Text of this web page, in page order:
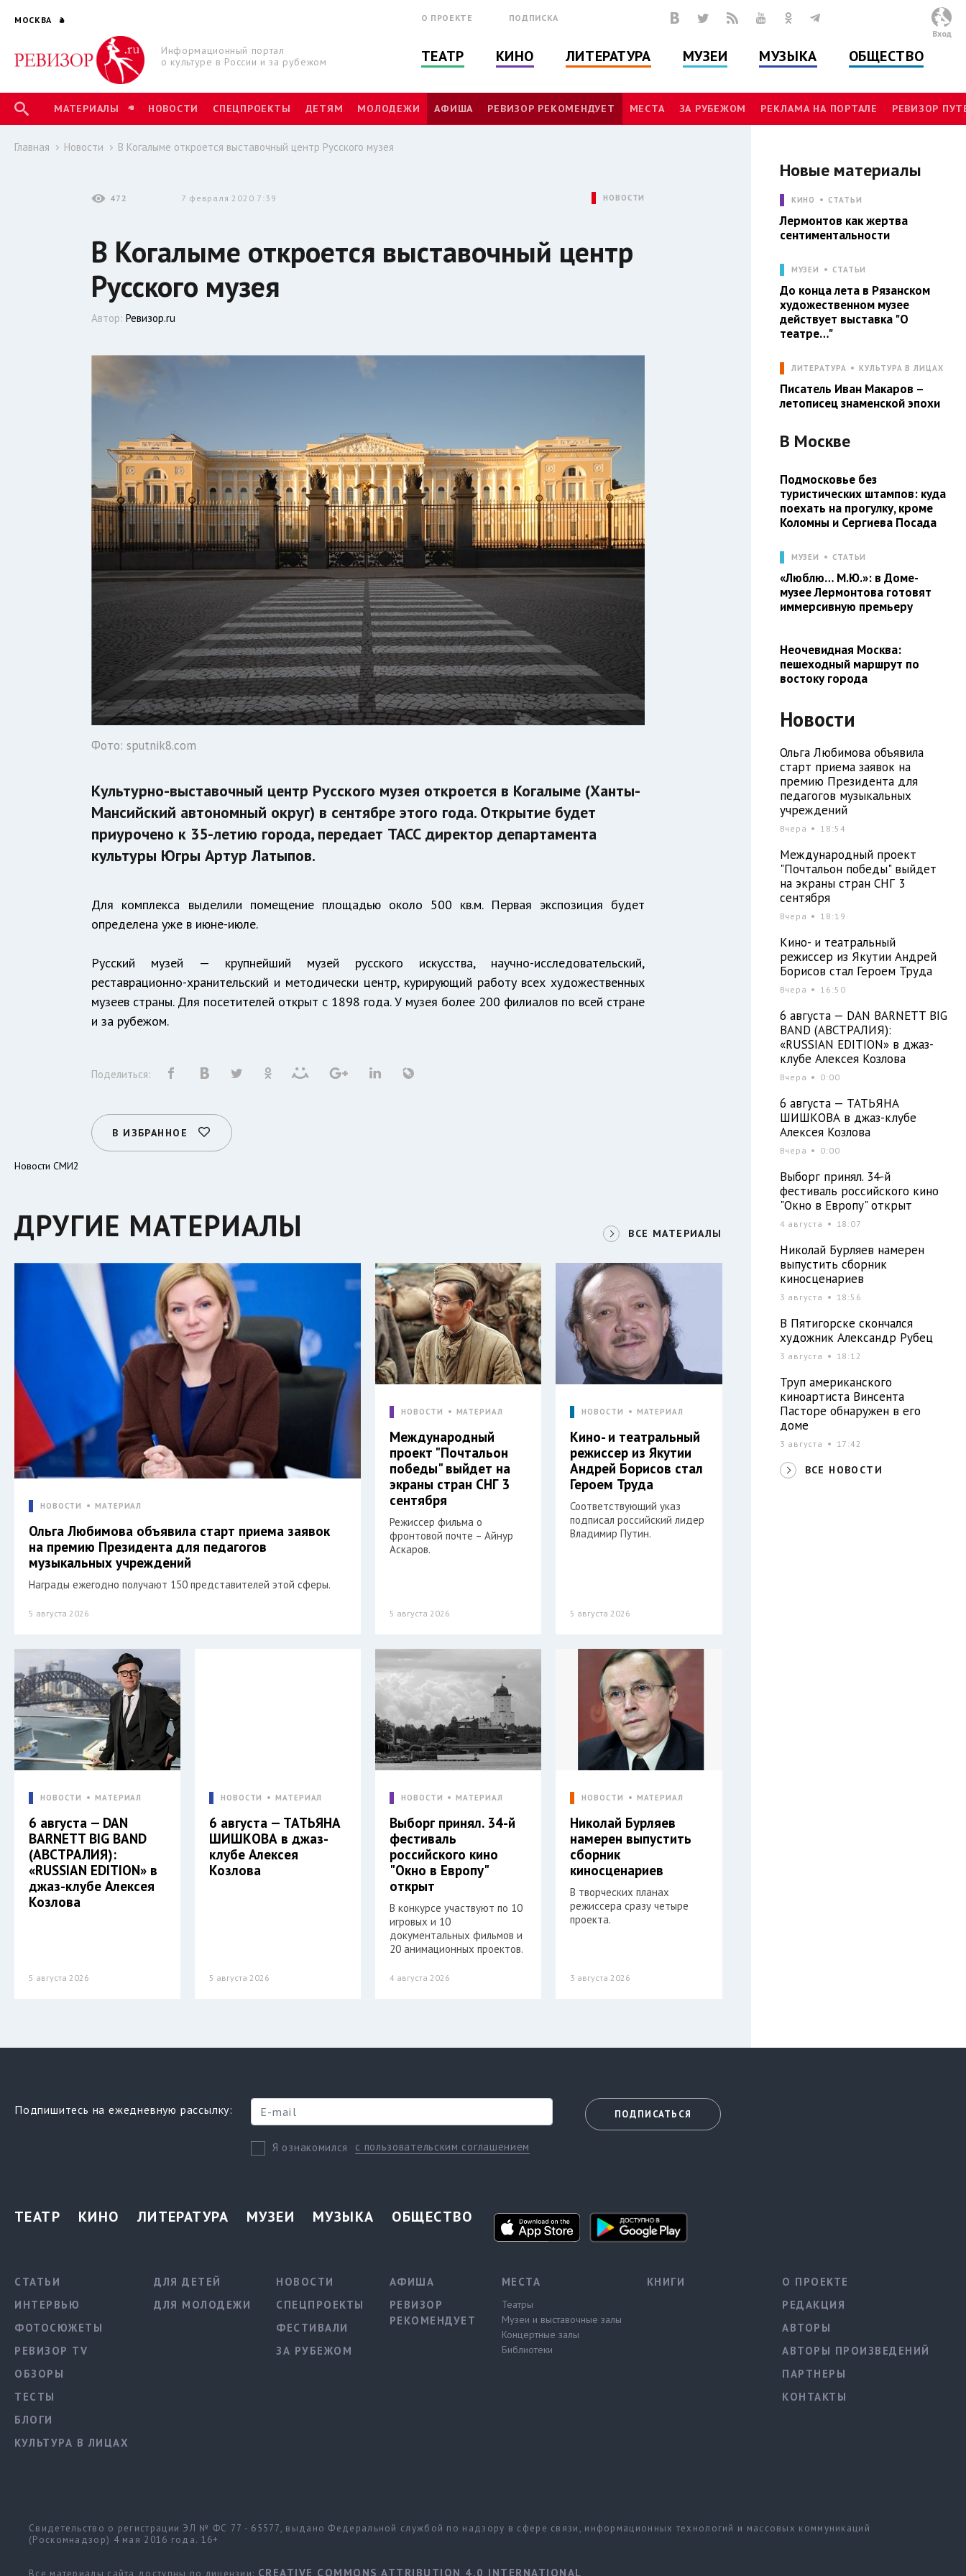
МОСКВА
Информационный портал
о культуре в России и за рубежом
О ПРОЕКТЕ ПОДПИСКА
ТЕАТР КИНО ЛИТЕРАТУРА МУЗЕИ МУЗЫКА ОБЩЕСТВО
Вход
МАТЕРИАЛЫ НОВОСТИ СПЕЦПРОЕКТЫ ДЕТЯМ МОЛОДЕЖИ АФИША РЕВИЗОР РЕКОМЕНДУЕТ МЕСТА ЗА РУБЕЖОМ РЕКЛАМА НА ПОРТАЛЕ РЕВИЗОР
Главная Новости В Когалыме откроется выставочный центр Русского музея
472 7 февраля 2020 7:39 НОВОСТИ
В Когалыме откроется выставочный центр
Русского музея
Автор:Ревизор.ru
Фото: sputnik8.com
Культурно-выставочный центр Русского музея откроется в Когалыме (Ханты-
Мансийский автономный округ) в сентябре этого года. Открытие будет
приурочено к 35-летию города, передает ТАСС директор департамента
культуры Югры Артур Латыпов.
Для комплекса выделили помещение площадью около 500 кв.м. Первая экспозиция будет
определена уже в июне-июле.
Русский музей — крупнейший музей русского искусства, научно-исследовательский,
реставрационно-хранительский и методически центр, курирующий работу всех художественных
музеев страны. Для посетителей открыт с 1898 года. У музея более 200 филиалов по всей стране
и за рубежом.
Поделиться:
В ИЗБРАННОЕ
Новости СМИ2
ДРУГИЕ МАТЕРИАЛЫ ВСЕ МАТЕРИАЛЫ
НОВОСТИ МАТЕРИАЛ
Ольга Любимова объявила старт приема заявок
на премию Президента для педагогов
музыкальных учреждений
Награды ежегодно получают 150 представителей этой сферы.
5 августа 2026
НОВОСТИ МАТЕРИАЛ
Международный
проект "Почтальон
победы" выйдет на
экраны стран СНГ 3
сентября
Режиссер фильма о
фронтовой почте – Айнур
Аскаров.
5 августа 2026
НОВОСТИ МАТЕРИАЛ
Кино- и театральный
режиссер из Якутии
Андрей Борисов стал
Героем Труда
Соответствующий указ
подписал российский лидер
Владимир Путин.
5 августа 2026
НОВОСТИ МАТЕРИАЛ
6 августа — DAN
BARNETT BIG BAND
(АВСТРАЛИЯ):
«RUSSIAN EDITION» в
джаз-клубе Алексея
Козлова
5 августа 2026
НОВОСТИ МАТЕРИАЛ
6 августа — ТАТЬЯНА
ШИШКОВА в джаз-
клубе Алексея
Козлова
5 августа 2026
НОВОСТИ МАТЕРИАЛ
Выборг принял. 34-й
фестиваль
российского кино
"Окно в Европу"
открыт
В конкурсе участвуют по 10
игровых и 10
документальных фильмов и
20 анимационных проектов.
4 августа 2026
НОВОСТИ МАТЕРИАЛ
Николай Бурляев
намерен выпустить
сборник
киносценариев
В творческих планах
режиссера сразу четыре
проекта.
3 августа 2026
Новые материалы
КИНО СТАТЬИ
Лермонтов как жертва
сентиментальности
МУЗЕИ СТАТЬИ
До конца лета в Рязанском
художественном музее
действует выставка "О
театре…"
ЛИТЕРАТУРА КУЛЬТУРА В ЛИЦАХ
Писатель Иван Макаров –
летописец знаменской эпохи
В Москве
Подмосковье без
туристических штампов: куда
поехать на прогулку, кроме
Коломны и Сергиева Посада
МУЗЕИ СТАТЬИ
«Люблю… М.Ю.»: в Доме-
музее Лермонтова готовят
иммерсивную премьеру
Неочевидная Москва:
пешеходный маршрут по
востоку города
Новости
Ольга Любимова объявила
старт приема заявок на
премию Президента для
педагогов музыкальных
учреждений
Вчера 18:54
Международный проект
"Почтальон победы" выйдет
на экраны стран СНГ 3
сентября
Вчера 18:19
Кино- и театральный
режиссер из Якутии Андрей
Борисов стал Героем Труда
Вчера 16:50
6 августа — DAN BARNETT BIG
BAND (АВСТРАЛИЯ):
«RUSSIAN EDITION» в джаз-
клубе Алексея Козлова
Вчера 0:00
6 августа — ТАТЬЯНА
ШИШКОВА в джаз-клубе
Алексея Козлова
Вчера 0:00
Выборг принял. 34-й
фестиваль российского кино
"Окно в Европу" открыт
4 августа 18:07
Николай Бурляев намерен
выпустить сборник
киносценариев
3 августа 18:56
В Пятигорске скончался
художник Александр Рубец
3 августа 18:12
Труп американского
киноартиста Винсента
Пасторе обнаружен в его
доме
3 августа 17:42
ВСЕ НОВОСТИ
Подпишитесь на ежедневную рассылку:
Я ознакомился с пользовательским соглашением
ПОДПИСАТЬСЯ
ТЕАТР КИНО ЛИТЕРАТУРА МУЗЕИ МУЗЫКА ОБЩЕСТВО
СТАТЬИ
ИНТЕРВЬЮ
ФОТОСЮЖЕТЫ
РЕВИЗОР TV
ОБЗОРЫ
ТЕСТЫ
БЛОГИ
КУЛЬТУРА В ЛИЦАХ
ДЛЯ ДЕТЕЙ
ДЛЯ МОЛОДЕЖИ
НОВОСТИ
СПЕЦПРОЕКТЫ
ФЕСТИВАЛИ
ЗА РУБЕЖОМ
АФИША
РЕВИЗОР
РЕКОМЕНДУЕТ
МЕСТА
Театры
Музеи и выставочные залы
Концертные залы
Библиотеки
КНИГИ
О ПРОЕКТЕ
РЕДАКЦИЯ
АВТОРЫ
АВТОРЫ ПРОИЗВЕДЕНИЙ
ПАРТНЕРЫ
КОНТАКТЫ
Свидетельство о регистрации ЭЛ № ФС 77 - 65577, выдано Федеральной службой по надзору в сфере связи, информационных технологий и массовых коммуникаций
(Роскомнадзор) 4 мая 2016 года. 16+
Все материалы сайта доступны по лицензии: CREATIVE COMMONS ATTRIBUTION 4.0 INTERNATIONAL